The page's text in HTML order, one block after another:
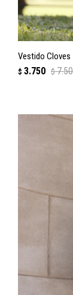
Vestido Cloves
$ 3.750 $